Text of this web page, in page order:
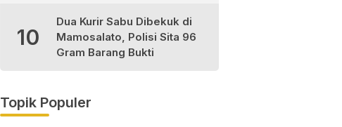
10
Dua Kurir Sabu Dibekuk di
Mamosalato, Polisi Sita 96
Gram Barang Bukti
Topik Populer